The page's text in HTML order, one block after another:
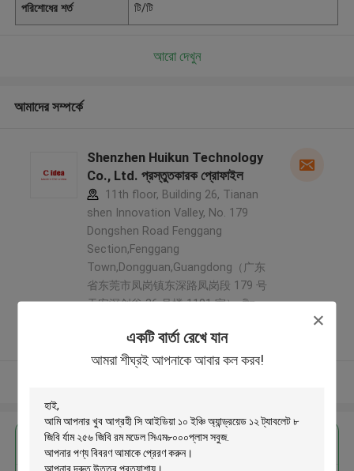
একটি বার্তা রেখে যান
আমরা শীঘ্রই আপনাকে আবার কল করব!
পরিশোধের শর্ত টি/টি
আরো দেখুন
আমাদের সম্পর্কে
Shenzhen Huikun Technology
Co., Ltd. প্রস্তুতকারক প্রোফাইল
11th floor, Building 26, Tianan
shen Innovation Valley, No. 179
Dongshen Road Fenggang
Section,Fenggang
Town,Dongguan,Guangdong（广东
省东莞市凤岗镇东深路凤岗段 179 号
天安深创谷 26 号楼 1101 室） ,চীন
যাচাইকৃত সরবরাহকারী
এর সেরা মূল্য পান